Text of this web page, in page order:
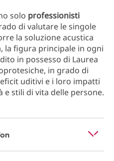
solo professionisti
di valutare le singole
la soluzione acustica
la figura principale in ogni
in possesso di Laurea
in grado di
uditivi e i loro impatti
e stili di vita delle persone.